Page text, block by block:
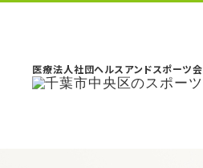
医療法人社団ヘルスアンドスポーツ会